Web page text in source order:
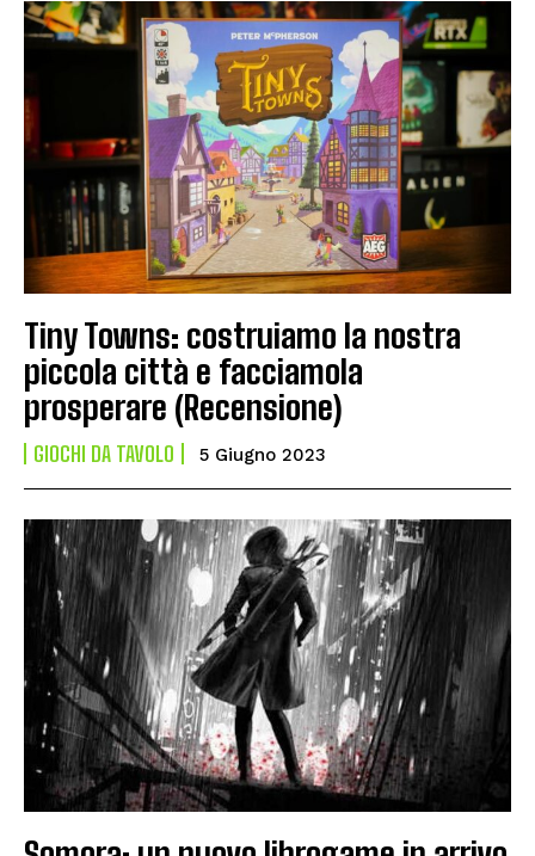
Tiny Towns: costruiamo la nostra
piccola città e facciamola
prosperare (Recensione)
GIOCHI DA TAVOLO 5 Giugno 2023